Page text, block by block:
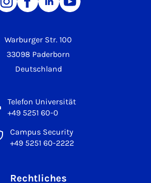
Warburger Str. 100
33098 Paderborn
Deutschland
Telefon Universität
+49 5251 60-0
Campus Security
+49 5251 60-2222
Rechtliches